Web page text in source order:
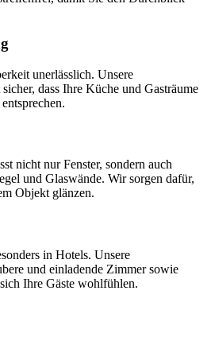
unerlässlich. Unsere
sicher, dass Ihre Küche und Gasträume
nicht nur Fenster, sondern auch
und Glaswände. Wir sorgen dafür,
Objekt glänzen.
in Hotels. Unsere
und einladende Zimmer sowie
Ihre Gäste wohlfühlen.